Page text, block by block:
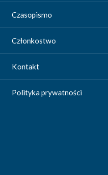
Czasopismo
Członkostwo
Kontakt
Polityka prywatności